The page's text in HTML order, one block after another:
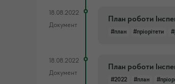
18.08.2022
Документ
План роботи
#план #пріорітети
18.08.2022
Документ
План роботи
#2022 #план